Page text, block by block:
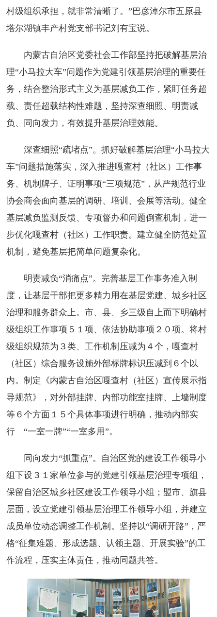
村级组织承担，就非常清晰了。”巴彦淖尔市五原县
塔尔湖镇丰产村党支部书记刘有宝说。
内蒙古自治区党委社会工作部坚持把破解基层治
理“小马拉大车”问题作为党建引领基层治理的重要任
务，结合整治形式主义为基层减负工作，紧盯任务超
载、责任超载结构性难题，坚持深查细照、明责减
负、同向发力，有效提升基层治理效能。
深查细照“疏堵点”。抓好破解基层治理“小马拉大
车”问题措施落实，深入推进嘎查村（社区）工作事
务、机制牌子、证明事项“三项规范”，从严规范行业
协会商会面向基层的调研、培训、会展等活动。健全
基层减负监测反馈、专项督办和问题倒查机制，进一
步优化嘎查村（社区）工作职责。建立健全防范处置
机制，避免基层把简单问题复杂化。
明责减负“消痛点”。完善基层工作事务准入制
度，让基层干部把更多精力用在基层党建、城乡社区
治理和服务群众上。市、县、乡三级自上而下明确村
级组织工作事项５１项、依法协助事项２０项。将村
级组织规范为３类、工作机制压减为４个，嘎查村
（社区）综合服务设施外部标牌标识压减到６个以
内。制定《内蒙古自治区嘎查村（社区）宣传展示指
导规范》，对外部挂牌、内部功能室挂牌、上墙制度
等６个方面１５个具体事项进行明确，推动内部实
行 “一室一牌”“一室多用”。
同向发力“抓重点”。自治区党的建设工作领导小
组下设３１家单位参与的党建引领基层治理专项组，
保留自治区城乡社区建设工作领导小组；盟市、旗县
层面，设立党建引领基层治理工作领导小组，并建立
成员单位动态调整工作机制。坚持以“调研开路”，严
格“征集难题、形成选题、认领主题、开展实验”的工
作流程，压实主体责任，推动同题共答。